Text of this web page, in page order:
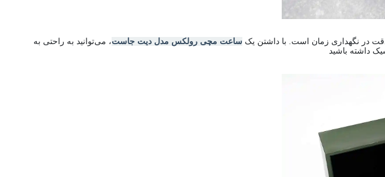
ساعت مچی رولکس مدل دیت جاست، می‌توانید به راحتی به
داشته باشید